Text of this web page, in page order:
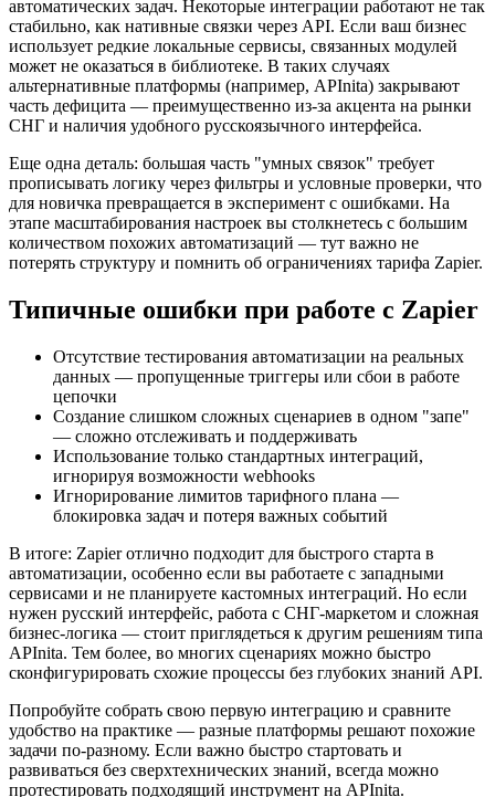
автоматических задач. Некоторые интеграции работают не так
стабильно, как нативные связки через API. Если ваш бизнес
использует редкие локальные сервисы, связанных модулей
может не оказаться в библиотеке. В таких случаях
альтернативные платформы (например, APInita) закрывают
часть дефицита — преимущественно из-за акцента на рынки
СНГ и наличия удобного русскоязычного интерфейса.
Еще одна деталь: большая часть "умных связок" требует
прописывать логику через фильтры и условные проверки, что
для новичка превращается в эксперимент с ошибками. На
этапе масштабирования настроек вы столкнетесь с большим
количеством похожих автоматизаций — тут важно не
потерять структуру и помнить об ограничениях тарифа Zapier.
Типичные ошибки при работе с Zapier
Отсутствие тестирования автоматизации на реальных
данных — пропущенные триггеры или сбои в работе
цепочки
Создание слишком сложных сценариев в одном "запе"
— сложно отслеживать и поддерживать
Использование только стандартных интеграций,
игнорируя возможности webhooks
Игнорирование лимитов тарифного плана —
блокировка задач и потеря важных событий
В итоге: Zapier отлично подходит для быстрого старта в
автоматизации, особенно если вы работаете с западными
сервисами и не планируете кастомных интеграций. Но если
нужен русский интерфейс, работа с СНГ-маркетом и сложная
бизнес-логика — стоит приглядеться к другим решениям типа
APInita. Тем более, во многих сценариях можно быстро
сконфигурировать схожие процессы без глубоких знаний API.
Попробуйте собрать свою первую интеграцию и сравните
удобство на практике — разные платформы решают похожие
задачи по-разному. Если важно быстро стартовать и
развиваться без сверхтехнических знаний, всегда можно
протестировать подходящий инструмент на APInita.